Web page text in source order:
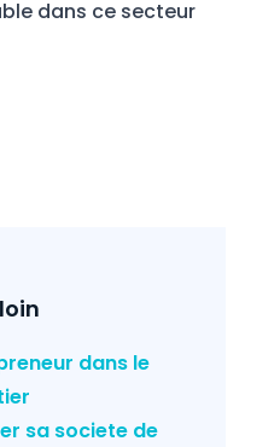
dans ce secteur
dans le
sa societe de